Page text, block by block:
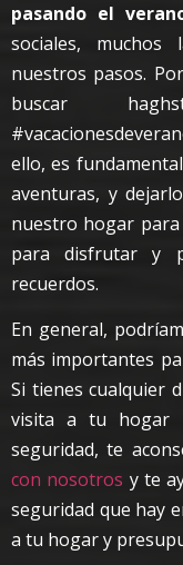
pasando el
sociales, muchos
nuestros pasos.
buscar
ello, es
aventuras, y
nuestro hogar para
para disfrutar y
recuerdos.
En general,
más importantes
Si tienes cualquier
visita a tu hogar
seguridad, te
con nosotros y te
seguridad que hay
a tu hogar y